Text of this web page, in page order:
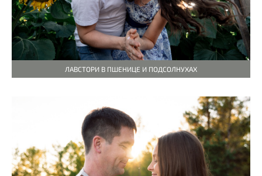
ЛАВСТОРИ В ПШЕНИЦЕ И ПОДСОЛНУХАХ